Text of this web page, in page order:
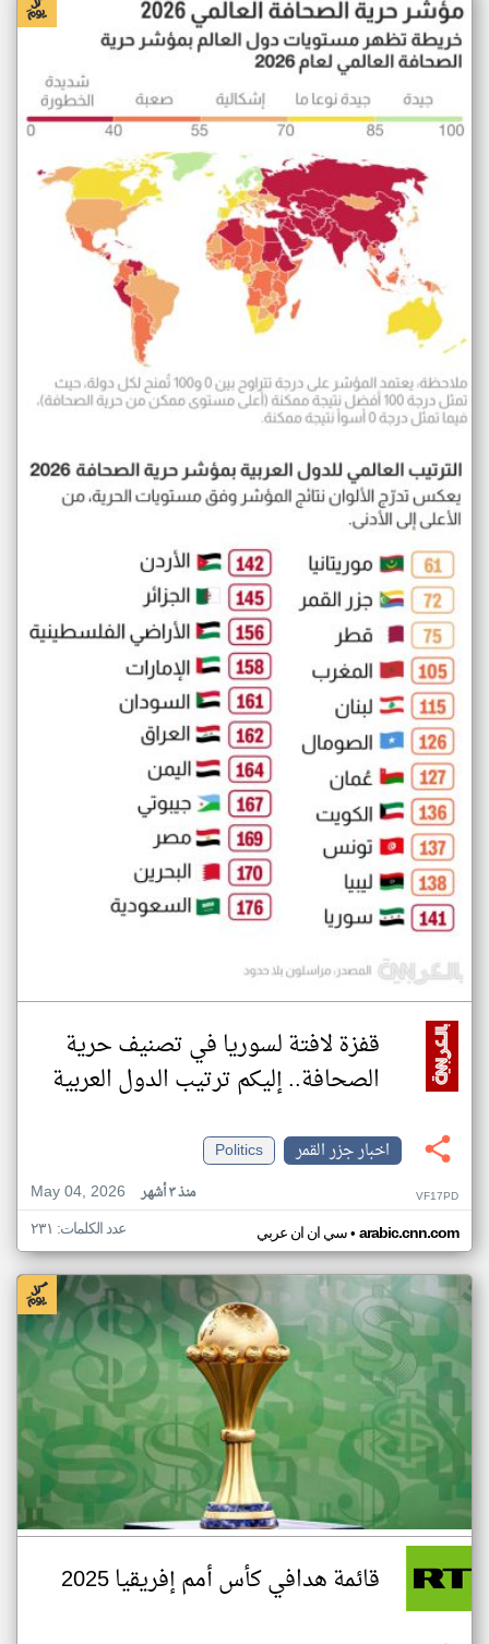
قفزة لافتة لسوريا في تصنيف حرية
الصحافة.. إليكم ترتيب الدول العربية
اخبار جزر القمر
Politics
May 04, 2026
منذ ٣ أشهر VF17PD
سي ان ان عربي• arabic.cnn.com عدد الكلمات: ٢٣١
قائمة هدافي كأس أمم إفريقيا 2025